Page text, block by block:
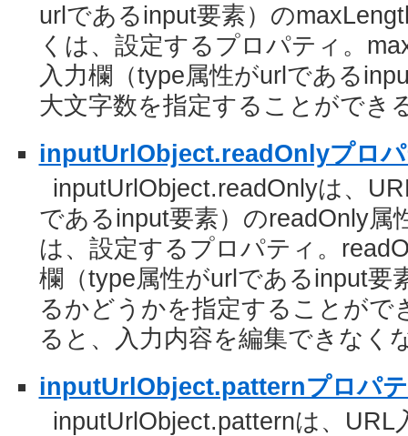
urlであるinput要素）の
くは、設定するプロパティ。
入力欄（type属性がurlである
大文字数を指定することができ
inputUrlObject.readOnlyプロ
inputUrlObject.readOnlyは、
であるinput要素）のreadOnly属
は、設定するプロパティ。
欄（type属性がurlであるinput要
るかどうかを指定することがで
ると、入力内容を編集できなく
inputUrlObject.patternプロパ
inputUrlObject.patternは、URL